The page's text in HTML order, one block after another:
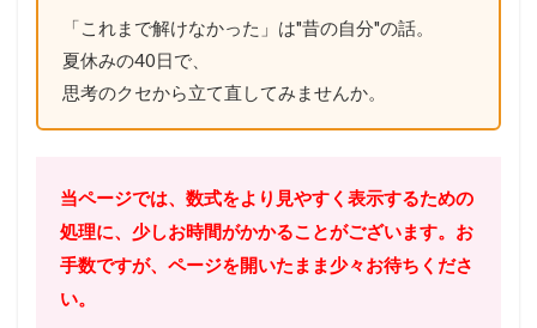
「これまで解けなかった」は"昔の自分"の話。
夏休みの40日で、
思考のクセから立て直してみませんか。
当ページでは、数式をより見やすく表示するための
処理に、少しお時間がかかることがございます。お
手数ですが、ページを開いたまま少々お待ちくださ
い。